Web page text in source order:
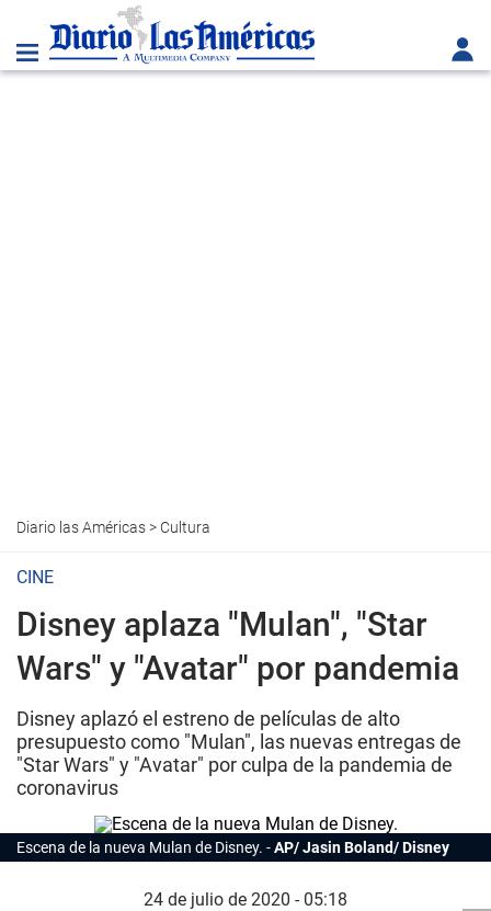
Diario las Américas> Cultura
CINE
Disney aplaza "Mulan", "Star
Wars" y "Avatar" por pandemia
Disney aplazó el estreno de películas de alto
presupuesto como "Mulan", las nuevas entregas de
"Star Wars" y "Avatar" por culpa de la pandemia de
coronavirus
Escena de la nueva Mulan de Disney. AP/ Jasin Boland/ Disney
24 de julio de 2020 - 05:18